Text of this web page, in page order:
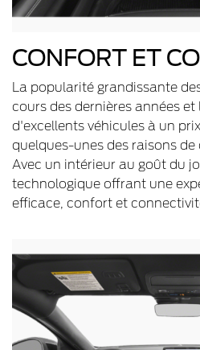
CONFORT ET
La popularité grandissante
cours des dernières années
d'excellents véhicules à un
quelques-unes des raisons
Avec un intérieur au goût du
technologique offrant une
efficace, confort et